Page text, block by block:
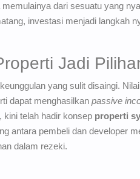
dari sesuatu yang
investasi menjadi langkah
Jadi
yang sulit disaingi.
dapat menghasilkan passive
kini telah hadir konsep properti
antara pembeli dan developer
dalam rezeki.